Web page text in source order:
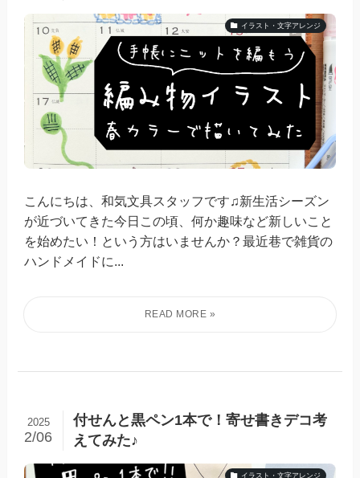
イラスト・文字アレンジ
こんにちは、和気文具スタッフです♫新生活シーズン
が近づいてきた今日この頃、何か趣味など新しいこと
を始めたい！という方はいませんか？最近巷で雑貨の
ハンドメイドに...
付せんと黒ペン1本で！寄せ書きデコ考
えてみた♪
2025
2/06
イラスト・文字アレンジ